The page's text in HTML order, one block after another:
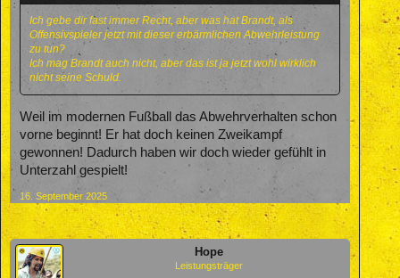
Ich gebe dir fast immer Recht, aber was hat Brandt, als
Offensivspieler jetzt mit dieser erbärmlichen Abwehrleistung
zu tun?
Ich mag Brandt auch nicht, aber das ist ja jetzt wohl wirklich
nicht seine Schuld.
Weil im modernen Fußball das Abwehrverhalten schon
vorne beginnt! Er hat doch keinen Zweikampf
gewonnen! Dadurch haben wir doch wieder gefühlt in
Unterzahl gespielt!
16. September 2025
Hope
Leistungsträger